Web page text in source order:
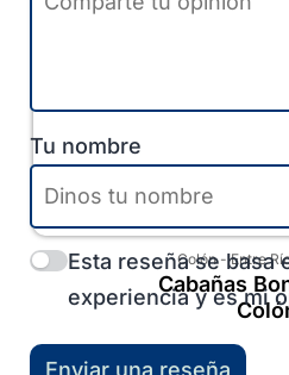
Colón-Entre
Cabañas
Tu nombre
Esta reseña se basa
experiencia y es mi
Enviar una reseña